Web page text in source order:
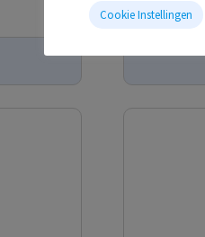
€19.95
Cookie Instellingen